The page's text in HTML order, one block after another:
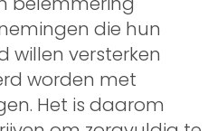
die hun
willen versterken
worden met
Het is daarom